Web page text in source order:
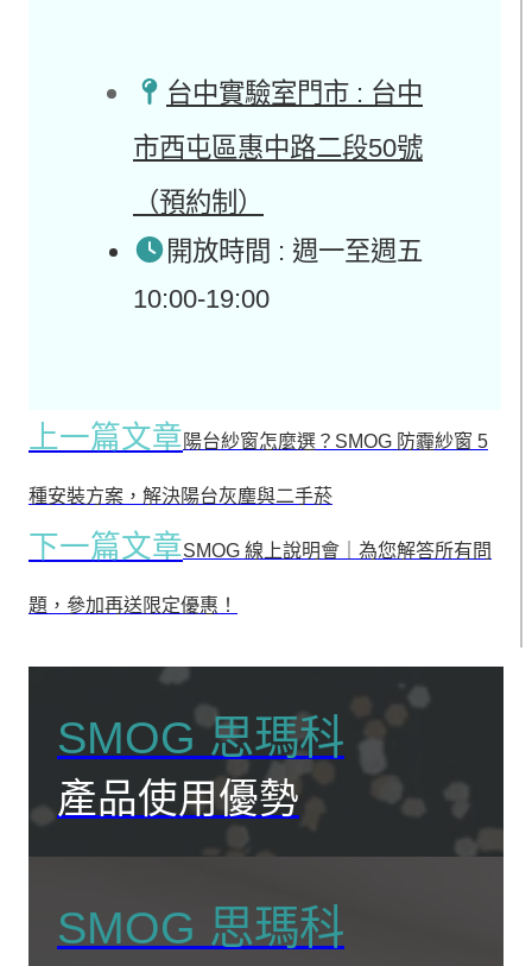
台中實驗室門市 : 台中
市西屯區惠中路二段50號
（預約制）
開放時間 : 週一至週五
10:00-19:00
上一篇文章 陽台紗窗怎麼選？SMOG 防霾紗窗 5
種安裝方案，解決陽台灰塵與二手菸
下一篇文章SMOG 線上說明會｜為您解答所有問
題，參加再送限定優惠！
SMOG 思瑪科
產品使用優勢
SMOG 思瑪科